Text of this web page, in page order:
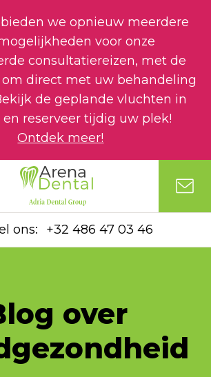
we opnieuw meerdere
voor onze
consultatiereizen, met de
direct met uw behandeling
de geplande vluchten in
reserveer tijdig uw plek!
Ontdek meer!
ons: +32 486 47 03 46
over